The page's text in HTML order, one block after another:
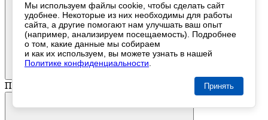
Мы используем файлы cookie, чтобы сделать сайт
удобнее. Некоторые из них необходимы для работы
сайта, а другие помогают нам улучшать ваш опыт
(например, анализируем посещаемость). Подробнее
о том , какие данные мы собираем
и как их используем
вы можете узнать в нашей
Политике конфиденциальности
Принять
Политика